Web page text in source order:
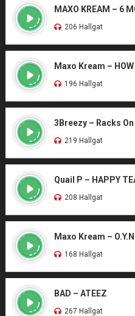
MAXO KREAM – 6
206 Hallgat
Maxo Kream – HOW
196 Hallgat
3Breezy – Racks On
219 Hallgat
Quail P – HAPPY
208 Hallgat
Maxo Kream – O.Y.N
168 Hallgat
BAD – ATEEZ
267 Hallgat